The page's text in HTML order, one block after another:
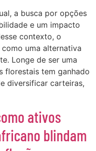
a busca por opções
e um impacto
contexto, o
uma alternativa
Longe de ser uma
florestais tem ganhado
diversificar carteiras,
ativos
blindam